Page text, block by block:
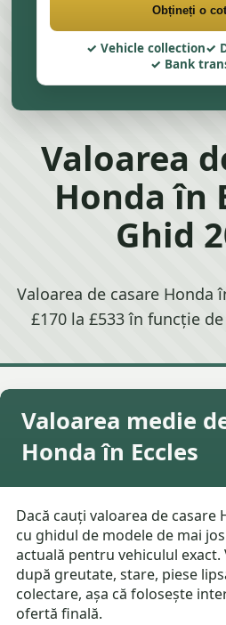
Obțineți o
Vehicle collection
Bank
Valoarea
Honda în
Ghid
Valoarea de casare Honda
£170 la £533 în funcție
Valoarea medie
Honda în Eccles
Dacă cauți valoarea de casare
cu ghidul de modele de mai
actuală pentru vehiculul exact.
după greutate, stare, piese
colectare, așa că folosește
ofertă finală.